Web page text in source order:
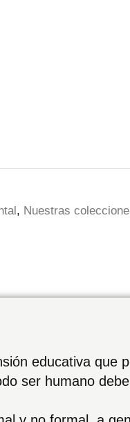
, Nuestras
educativa que
ser humano